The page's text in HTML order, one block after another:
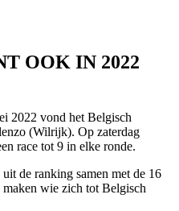
OOK IN 2022
2022 vond het Belgisch
(Wilrijk). Op zaterdag
race tot 9 in elke ronde.
de ranking samen met de 16
maken wie zich tot Belgisch